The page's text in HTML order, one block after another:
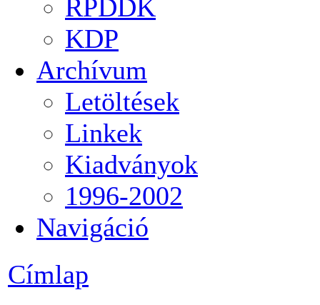
RPDDK
KDP
Archívum
Letöltések
Linkek
Kiadványok
1996-2002
Navigáció
Címlap